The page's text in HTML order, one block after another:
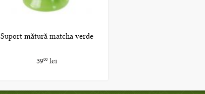
Suport mătură matcha verde
3900lei